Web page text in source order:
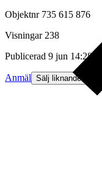
Objektnr 735 615 876
Visningar 238
Publicerad 9 jun 14:28
Anmäl Sälj liknande